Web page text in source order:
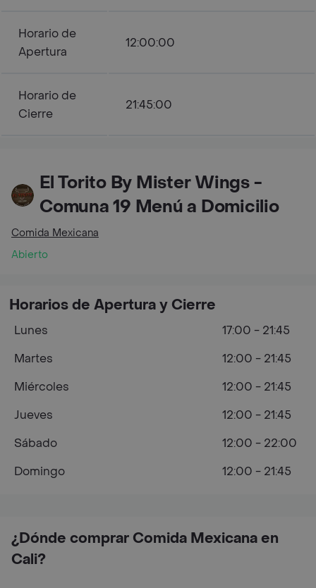
Horario de
Apertura
12:00:00
Horario de
Cierre
21:45:00
El Torito By Mister Wings -
Comuna 19 Menú a Domicilio
Comida Mexicana
Abierto
¿Dónde comprar Comida Mexicana en
Cali?
Horarios de Apertura y Cierre
Lunes
17:00 - 21:45
Martes
12:00 - 21:45
Miércoles
12:00 - 21:45
Jueves
12:00 - 21:45
Sábado
12:00 - 22:00
Domingo
12:00 - 21:45